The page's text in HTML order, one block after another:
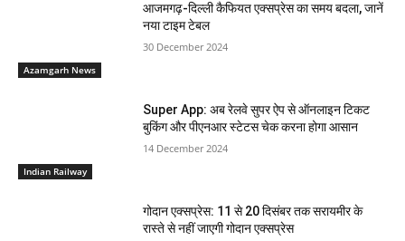
Azamgarh News
आजमगढ़-दिल्ली कैफियत एक्सप्रेस का समय बदला, जानें
नया टाइम टेबल
30 December 2024
Indian Railway
Super App: अब रेलवे सुपर ऐप से ऑनलाइन टिकट
बुकिंग और पीएनआर स्टेटस चेक करना होगा आसान
14 December 2024
गोदान एक्सप्रेस: 11 से 20 दिसंबर तक सरायमीर के
रास्ते से नहीं जाएगी गोदान एक्सप्रेस